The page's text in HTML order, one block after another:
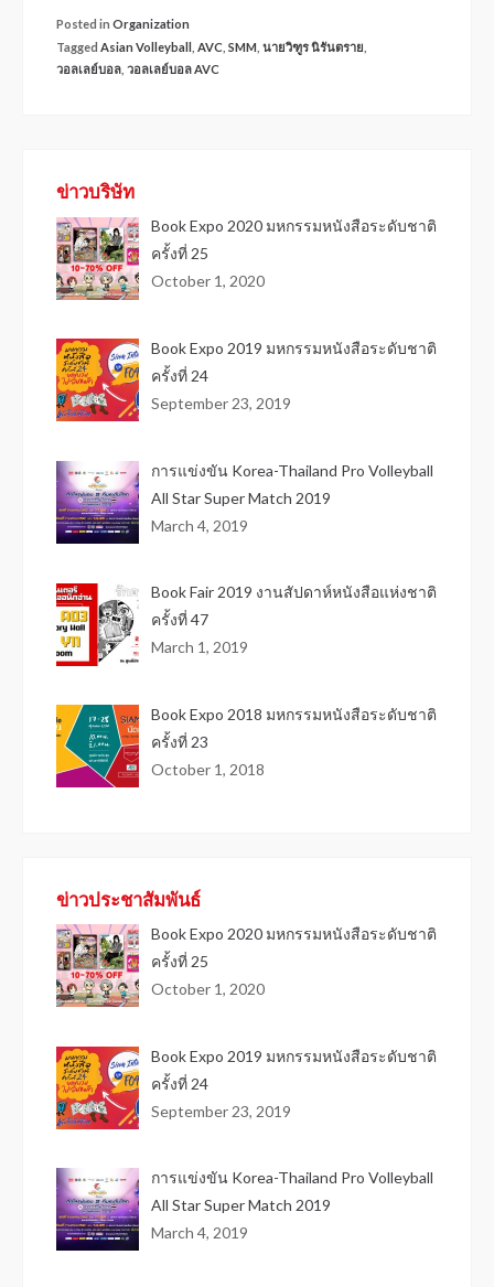
Posted in Organization
Tagged Asian Volleyball AVC SMM นายวิฑูร นิรันตราย
วอลเลย์บอล วอลเลย์บอล AVC
ข่าวบริษัท
Book Expo 2020 มหกรรมหนังสือระดับชาติ
ครั้งที่ 25
October 1, 2020
Book Expo 2019 มหกรรมหนังสือระดับชาติ
ครั้งที่ 24
September 23, 2019
การแข่งขัน Korea-Thailand Pro Volleyball
All Star Super Match 2019
March 4, 2019
Book Fair 2019 งานสัปดาห์หนังสือแห่งชาติ
ครั้งที่ 47
March 1, 2019
Book Expo 2018 มหกรรมหนังสือระดับชาติ
ครั้งที่ 23
October 1, 2018
ข่าวประชาสัมพันธ์
Book Expo 2020 มหกรรมหนังสือระดับชาติ
ครั้งที่ 25
October 1, 2020
Book Expo 2019 มหกรรมหนังสือระดับชาติ
ครั้งที่ 24
September 23, 2019
การแข่งขัน Korea-Thailand Pro Volleyball
All Star Super Match 2019
March 4, 2019